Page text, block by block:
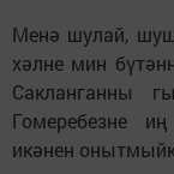
Менә шулай,
хәлне мин
Сакланганны
Гомеребезне
икәнен